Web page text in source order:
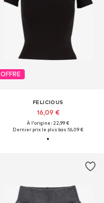
OFFRE
FELICIOUS
16,09 €
À l'origine : 22,99 €
Dernier prix le plus bas :16,09 €